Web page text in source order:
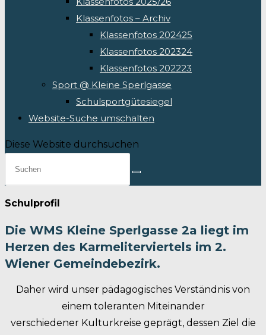
Klassenfotos – Archiv
Klassenfotos 202425
Klassenfotos 202324
Klassenfotos 202223
Sport @ Kleine Sperlgasse
Schulsportgütesiegel
Website-Suche umschalten
Diese Website durchsuchen
Schulprofil
Die WMS Kleine Sperlgasse 2a liegt im
Herzen des Karmeliterviertels im 2.
Wiener Gemeindebezirk.
Daher wird unser pädagogisches Verständnis von
einem toleranten Miteinander
verschiedener Kulturkreise geprägt, dessen Ziel die